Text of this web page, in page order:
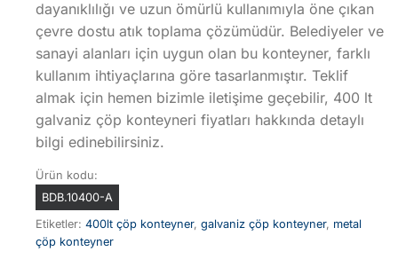
dayanıklılığı ve uzun ömürlü kullanımıyla öne çıkan
çevre dostu atık toplama çözümüdür. Belediyeler ve
sanayi alanları için uygun olan bu konteyner, farklı
kullanım ihtiyaçlarına göre tasarlanmıştır. Teklif
almak için hemen bizimle iletişime geçebilir, 400 lt
galvaniz çöp konteyneri fiyatları hakkında detaylı
bilgi edinebilirsiniz.
Ürün kodu:
BDB.10400-A
Etiketler: 400lt çöp konteyner, galvaniz çöp konteyner, metal
çöp konteyner